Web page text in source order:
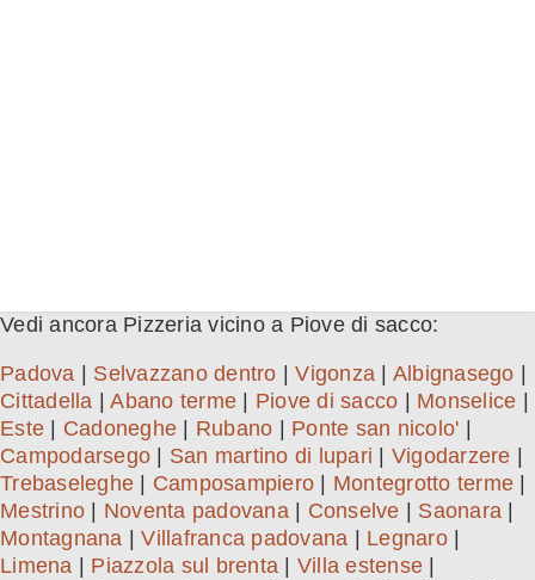
Vedi ancora Pizzeria vicino a Piove di sacco:
Padova Selvazzano dentro |Vigonza Albignasego
Cittadella |Abano terme Piove di sacco Monselice
Este
Cadoneghe Rubano Ponte san nicolo'
Campodarsego
San martino di lupari Vigodarzere
Trebaseleghe
Camposampiero Montegrotto terme
Mestrino
Noventa padovana| Conselve Saonara
Montagnana |Villafranca padovana Legnaro|
Limena
Piazzola sul brenta Villa estense